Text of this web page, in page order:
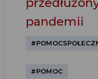
pandemii
#POMOC